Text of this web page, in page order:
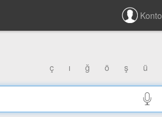
Konto
ç ı ğ ö ş ü